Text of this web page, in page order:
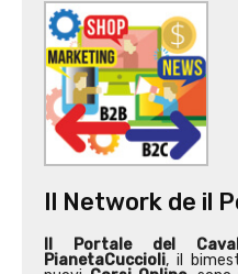
Il Network de il
Il Portale del
PianetaCuccioli, il